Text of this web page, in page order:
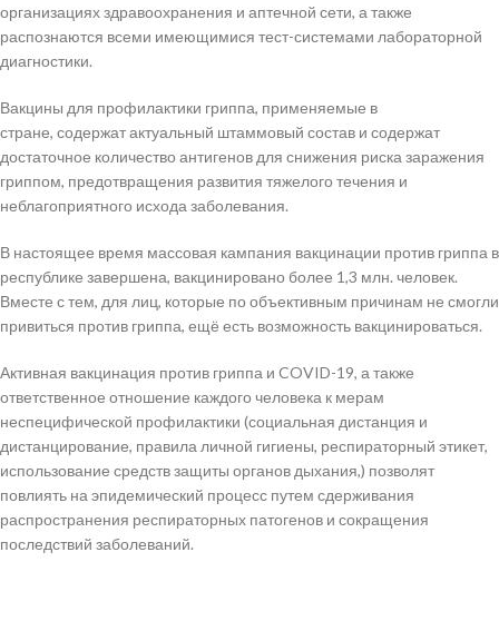
организациях здравоохранения и аптечной сети, а также
распознаются всеми имеющимися тест-системами лабораторной
диагностики.
Вакцины для профилактики гриппа, применяемые в
стране, содержат актуальный штаммовый состав и содержат
достаточное количество антигенов для снижения риска заражения
гриппом, предотвращения развития тяжелого течения и
неблагоприятного исхода заболевания.
В настоящее время массовая кампания вакцинации против гриппа в
республике завершена, вакцинировано более 1,3 млн. человек.
Вместе с тем, для лиц, которые по объективным причинам не смогли
привиться против гриппа, ещё есть возможность вакцинироваться.
Активная вакцинация против гриппа и COVID-19, а также
ответственное отношение каждого человека к мерам
неспецифической профилактики (социальная дистанция и
дистанцирование, правила личной гигиены, респираторный этикет,
использование средств защиты органов дыхания,) позволят
повлиять на эпидемический процесс путем сдерживания
распространения респираторных патогенов и сокращения
последствий заболеваний.